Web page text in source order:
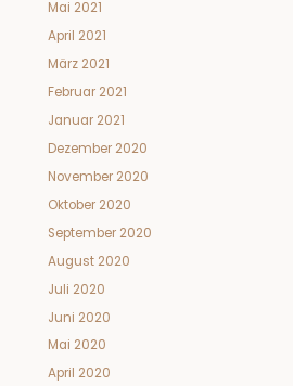
Mai 2021
April 2021
März 2021
Februar 2021
Januar 2021
Dezember 2020
November 2020
Oktober 2020
September 2020
August 2020
Juli 2020
Juni 2020
Mai 2020
April 2020